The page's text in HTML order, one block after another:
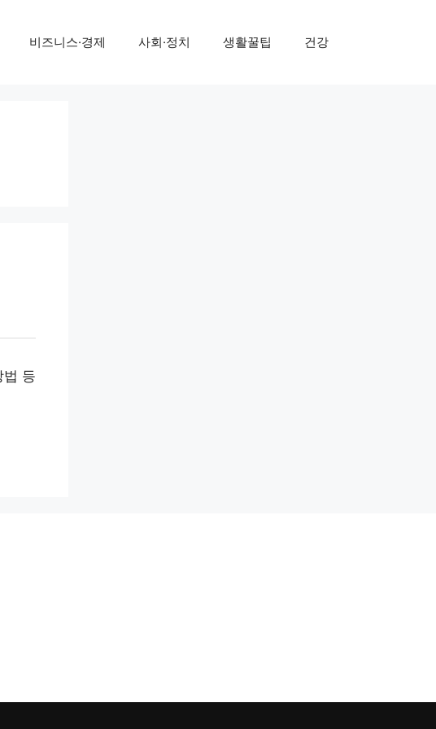
비즈니스·경제 사회·정치 생활꿀팁 건강
법 등